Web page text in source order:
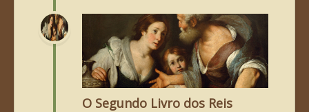
O Segundo Livro dos Reis